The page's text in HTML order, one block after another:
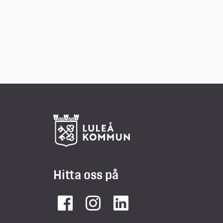
Hitta oss på
FacebookInstagramLinkedIn